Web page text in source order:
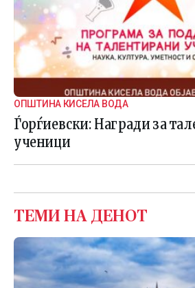
ОПШТИНА КИСЕЛА ВОДА
Ѓорѓиевски: Награди за
ученици
ТЕМИ НА ДЕНОТ